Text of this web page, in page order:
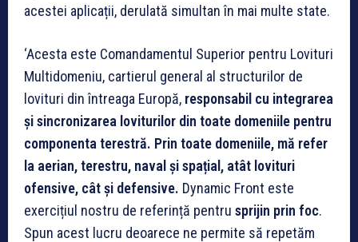
acestei aplicații, derulată simultan în mai multe state.
‘Acesta este Comandamentul Superior pentru Lovituri
Multidomeniu, cartierul general al structurilor de
lovituri din întreaga Europă, responsabil cu integrarea
și sincronizarea loviturilor din toate domeniile pentru
componenta terestră. Prin toate domeniile, mă refer
la aerian, terestru, naval și spațial, atât lovituri
ofensive, cât și defensive. Dynamic Front este
exercițiul nostru de referință pentru sprijin prin foc.
Spun acest lucru deoarece ne permite să repetăm